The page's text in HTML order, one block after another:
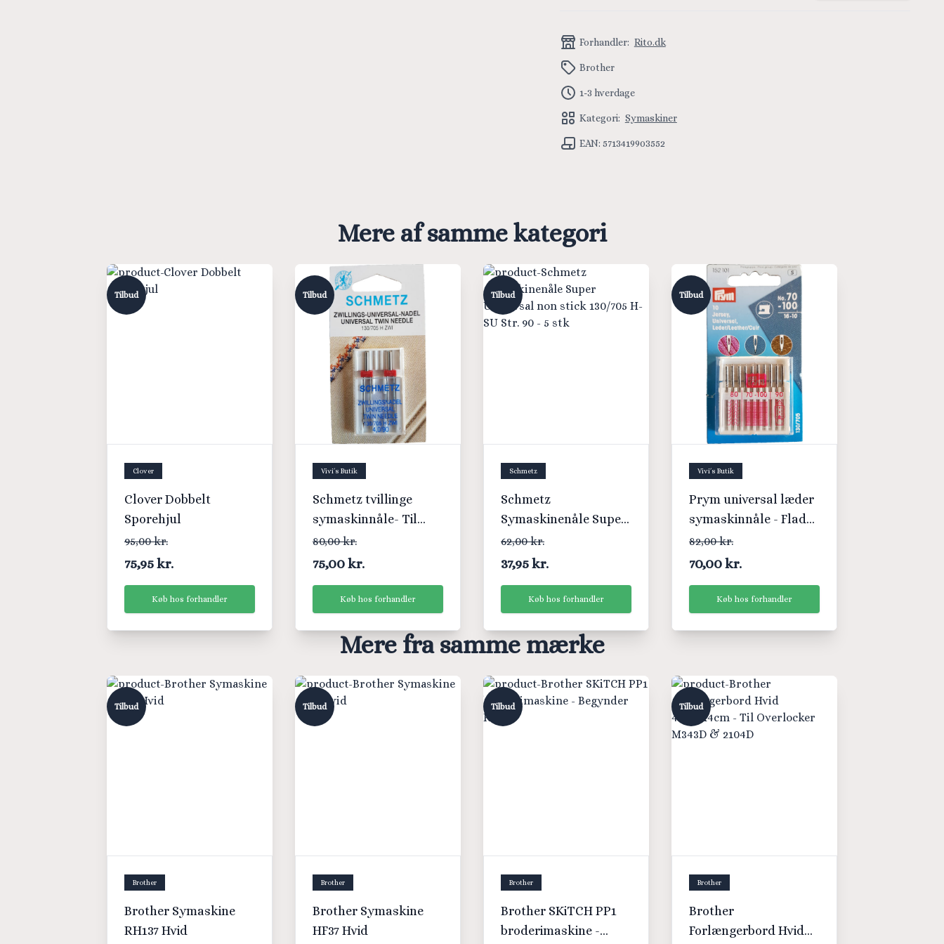
Forhandler: Rito.dk
Brother
1-3 hverdage
Kategori: Symaskiner
EAN: 5713419903552
Mere af samme kategori
Tilbud
Clover
Clover Dobbelt
Sporehjul
95,00 kr.
75,95 kr.
Køb hos forhandler
Tilbud
Vivi´s Butik
Schmetz tvillinge
symaskinnåle- Til
stræk stof - 4,0/90
80,00 kr.
75,00 kr.
Køb hos forhandler
Tilbud
Schmetz
Schmetz
Symaskinenåle Super
Universal non stick
130/705 H-SU Str. 90 -
62,00 kr.
37,95 kr.
Køb hos forhandler
Tilbud
Vivi´s Butik
Prym universal læder
symaskinnåle - Flad
kolbe - 70/100
82,00 kr.
70,00 kr.
Køb hos forhandler
Mere fra samme mærke
Tilbud
Brother
Brother Symaskine
RH137 Hvid
Tilbud
Brother
Brother Symaskine
HF37 Hvid
Tilbud
Brother
Brother SKiTCH PP1
broderimaskine -
Tilbud
Brother
Brother
Forlængerbord Hvid